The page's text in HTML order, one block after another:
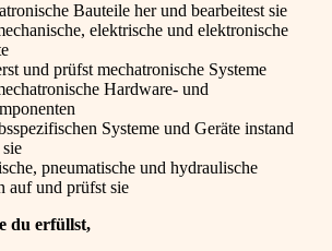
Bauteile her und bearbeitest sie
elektrische und elektronische
und prüfst mechatronische Systeme
Hardware- und
Systeme und Geräte instand
pneumatische und hydraulische
auf und prüfst sie
du erfüllst,